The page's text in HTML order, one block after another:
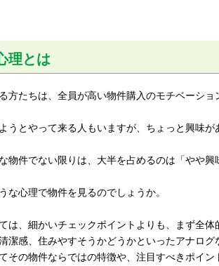
理とは
方たちは、全員が高い物件購入のモチベーショ
うとやって来る人もいますが、ちょっと興味
物件でない限りは、大半を占めるのは「やや興
な心理で物件を見るのでしょうか。
は、細かいチェックポイントよりも、まず全体
潔感、住みやすそうかどうかといったアナログ
その物件ならではの特徴や、注目すべきポイン